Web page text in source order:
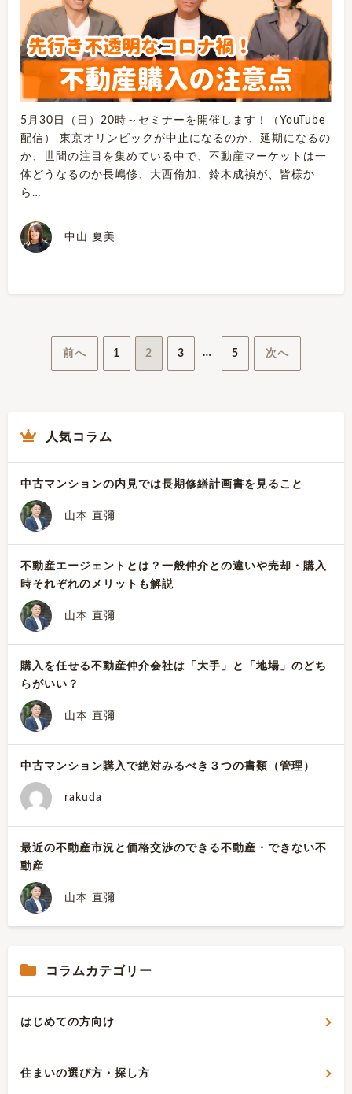
5月30日（日）20時～セミナーを開催します！（YouTube
配信） 東京オリンピックが中止になるのか、延期になるの
か、世間の注目を集めている中で、不動産マーケットは一
体どうなるのか長嶋修、大西倫加、鈴木成禎が、皆様か
ら…
中山 夏美
ビ
ゲ
ー
シ
ョ
ン
前へ 1 2 3 … 5 次へ
人気コラム
中古マンションの内見では長期修繕計画書を見ること
山本 直彌
不動産エージェントとは？一般仲介との違いや売却・購入
時それぞれのメリットも解説
山本 直彌
購入を任せる不動産仲介会社は「大手」と「地場」のどち
らがいい？
山本 直彌
中古マンション購入で絶対みるべき３つの書類（管理）
rakuda
最近の不動産市況と価格交渉のできる不動産・できない不
動産
山本 直彌
コラムカテゴリー
はじめての方向け
住まいの選び方・探し方